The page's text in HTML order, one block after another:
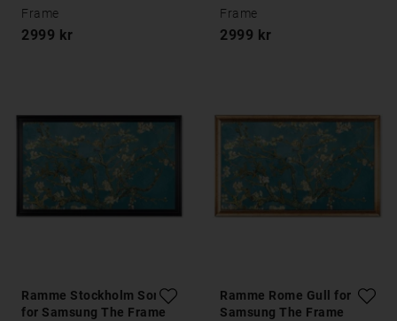
Frame
2999 kr
Frame
2999 kr
Ramme Stockholm Sort
for Samsung The Frame
Ramme Rome Gull for
Samsung The Frame